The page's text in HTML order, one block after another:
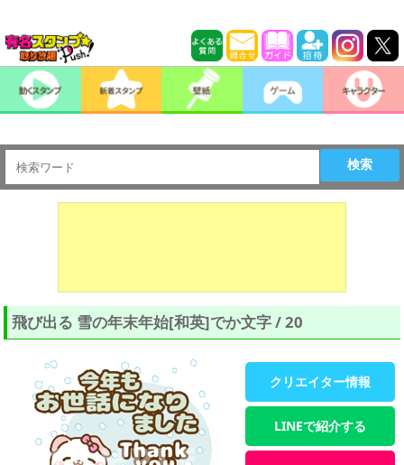
検索
飛び出る 雪の年末年始[和英]でか文字 / 20
クリエイター情報
LINEで紹介する